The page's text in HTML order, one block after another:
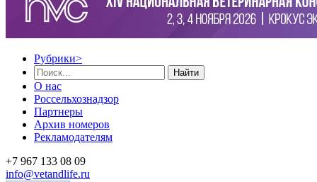
Рубрики>
Найти
О нас
Россельхознадзор
Партнеры
Архив номеров
Рекламодателям
+7 967 133 08 09
info@vetandlife.ru